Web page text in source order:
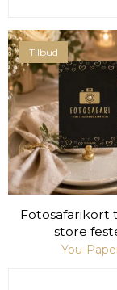
Tilbud
Fotosafarikort
store
You-